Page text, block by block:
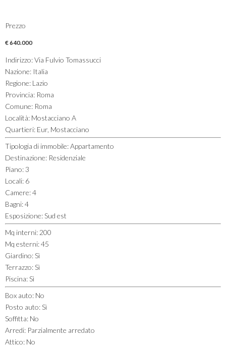
Prezzo
€ 640.000
Indirizzo:Via Fulvio Tomassucci
Nazione: Italia
Regione: Lazio
Provincia: Roma
Comune: Roma
Località: Mostacciano A
Quartieri: Eur, Mostacciano
Tipologia di immobile:Appartamento
Destinazione: Residenziale
Piano:3
Locali: 6
Camere:4
Bagni:4
Esposizione: Sud est
Mq interni: 200
Mq esterni:45
Giardino: Sì
Terrazzo: Sì
Piscina: Sì
Box auto: No
Posto auto: Sì
Soffitta: No
Arredi: Parzialmente arredato
Attico: No